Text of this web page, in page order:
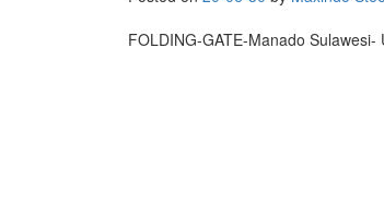
FOLDING-GATE-Manado